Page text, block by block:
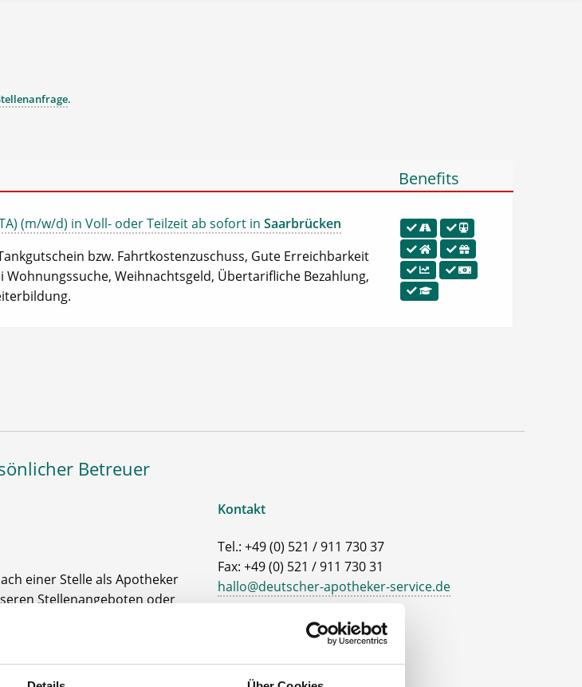
.
Benefits
(m/w/d) in Voll- oder Teilzeit ab sofort in Saarbrücken
bzw. Fahrtkostenzuschuss, Gute Erreichbarkeit
Weihnachtsgeld, Übertarifliche Bezahlung,
Betreuer
einer Stelle als Apotheker
Stellenangeboten oder
Kontakt
Tel.: +49 (0) 521 / 911 730 37
Fax: +49 (0) 521 / 911 730 31
hallo@deutscher-apotheker-service.de
Johanneswerkstr. 4